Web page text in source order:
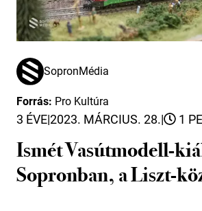
SopronMédia
Forrás: Pro Kultúra
3 ÉVE|2023. MÁRCIUS. 28.| 1
Ismét Vasútmodell-
Sopronban, a Liszt-